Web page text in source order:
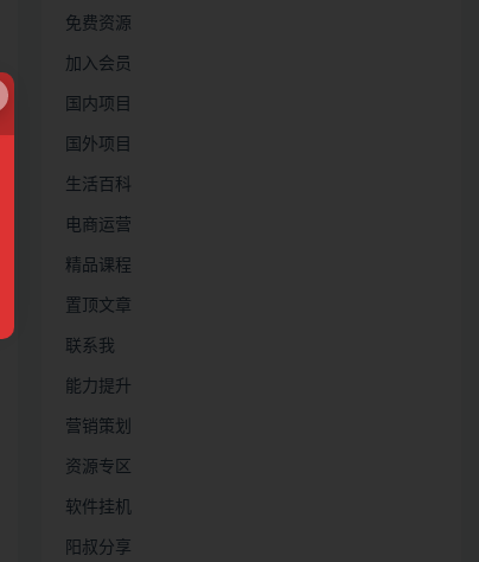
免费资源
加入会员
国内项目
国外项目
生活百科
电商运营
精品课程
置顶文章
联系我
能力提升
营销策划
资源专区
软件挂机
阳叔分享